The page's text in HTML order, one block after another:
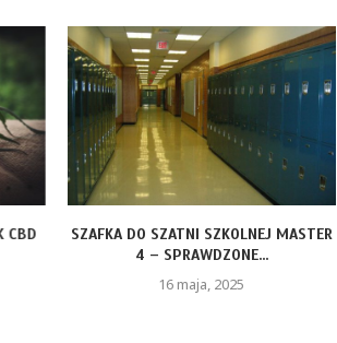
CBD
SZAFKA DO SZATNI SZKOLNEJ MASTER
4 – SPRAWDZONE...
16 maja, 2025